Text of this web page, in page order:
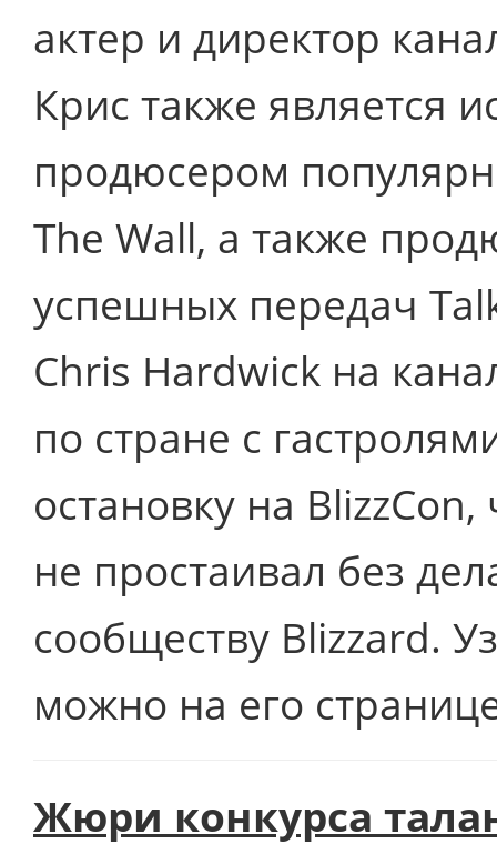
актер и директор
Крис также является
продюсером
The Wall, а также
успешных передач
Chris Hardwick на
по стране с
остановку на
не простаивал без
сообществу Blizzard.
можно на его
Жюри конкурса